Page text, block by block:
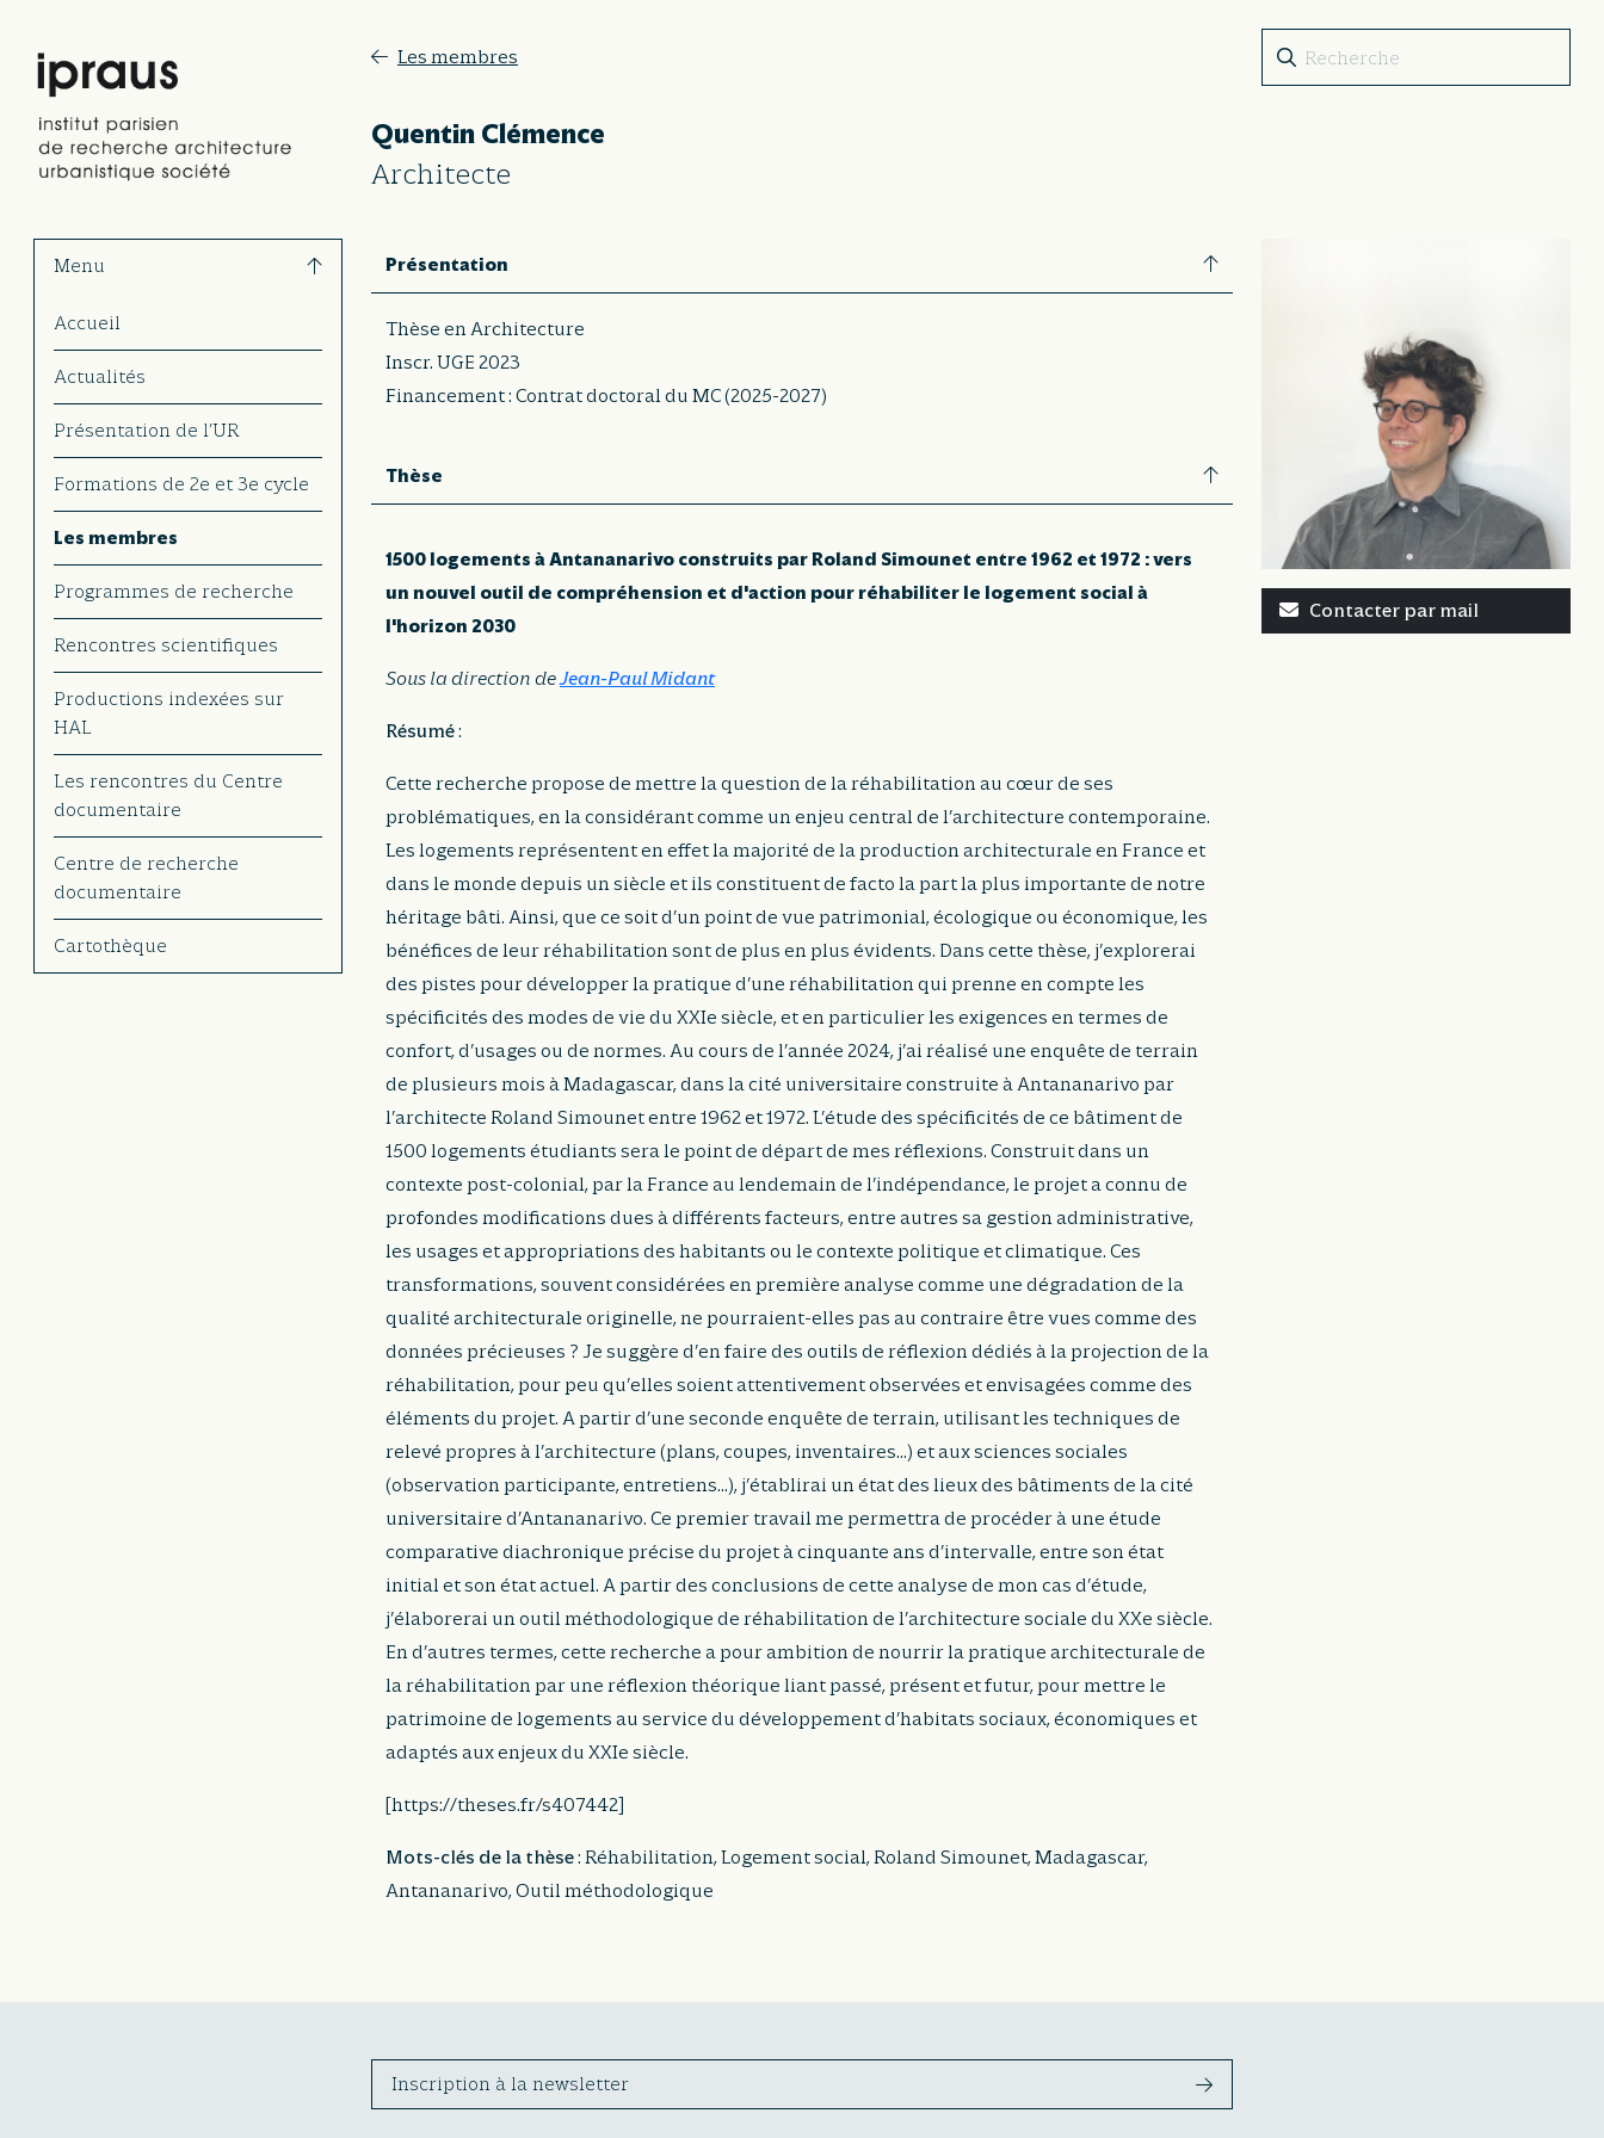
Les membres
Quentin Clémence
Architecte
Menu
Accueil
Actualités
Présentation de l’UR
Formations de 2e et 3e cycle
Les membres
Programmes de recherche
Rencontres scientifiques
Productions indexées sur
HAL
Les rencontres du Centre
documentaire
Centre de recherche
documentaire
Cartothèque
Présentation
Thèse en Architecture
Inscr. UGE 2023
Financement : Contrat doctoral du MC (2025-2027)
Thèse
1500 logements à Antananarivo construits par Roland Simounet entre 1962 et 1972 : vers
un nouvel outil de compréhension et d'action pour réhabiliter le logement social à
l'horizon 2030
Sous la direction deJean-Paul Midant
Résumé:
Cette recherche propose de mettre la question de la réhabilitation au cœur de ses
problématiques, en la considérant comme un enjeu central de l’architecture contemporaine.
Les logements représentent en effet la majorité de la production architecturale en France et
dans le monde depuis un siècle et ils constituent de facto la part la plus importante de notre
héritage bâti. Ainsi, que ce soit d’un point de vue patrimonial, écologique ou économique, les
bénéfices de leur réhabilitation sont de plus en plus évidents. Dans cette thèse, j’explorerai
des pistes pour développer la pratique d’une réhabilitation qui prenne en compte les
spécificités des modes de vie du XXIe siècle, et en particulier les exigences en termes de
confort, d’usages ou de normes. Au cours de l’année 2024, j’ai réalisé une enquête de terrain
de plusieurs mois à Madagascar, dans la cité universitaire construite à Antananarivo par
l’architecte Roland Simounet entre 1962 et 1972. L’étude des spécificités de ce bâtiment de
1500 logements étudiants sera le point de départ de mes réflexions. Construit dans un
contexte post-colonial, par la France au lendemain de l’indépendance, le projet a connu de
profondes modifications dues à différents facteurs, entre autres sa gestion administrative,
les usages et appropriations des habitants ou le contexte politique et climatique. Ces
transformations, souvent considérées en première analyse comme une dégradation de la
qualité architecturale originelle, ne pourraient-elles pas au contraire être vues comme des
données précieuses ? Je suggère d’en faire des outils de réflexion dédiés à la projection de la
réhabilitation, pour peu qu’elles soient attentivement observées et envisagées comme des
éléments du projet. A partir d’une seconde enquête de terrain, utilisant les techniques de
relevé propres à l’architecture (plans, coupes, inventaires…) et aux sciences sociales
(observation participante, entretiens…), j’établirai un état des lieux des bâtiments de la cité
universitaire d’Antananarivo. Ce premier travail me permettra de procéder à une étude
comparative diachronique précise du projet à cinquante ans d’intervalle, entre son état
initial et son état actuel. A partir des conclusions de cette analyse de mon cas d’étude,
j’élaborerai un outil méthodologique de réhabilitation de l’architecture sociale du XXe siècle.
En d’autres termes, cette recherche a pour ambition de nourrir la pratique architecturale de
la réhabilitation par une réflexion théorique liant passé, présent et futur, pour mettre le
patrimoine de logements au service du développement d’habitats sociaux, économiques et
adaptés aux enjeux du XXIe siècle.
[https://theses.fr/s407442]
Mots-clés de la thèse: Réhabilitation, Logement social, Roland Simounet, Madagascar,
Antananarivo, Outil méthodologique
Contacter par mail
Inscription à la newsletter